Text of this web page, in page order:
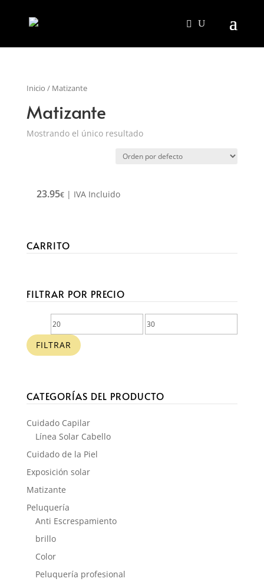
Inicio / Matizante
Matizante
Mostrando el único resultado
23.95€ | IVA Incluido
CARRITO
FILTRAR POR PRECIO
Precio
mínimo
Precio
FILTRAR
CATEGORÍAS DEL PRODUCTO
Cuidado Capilar
Línea Solar Cabello
Cuidado de la Piel
Exposición solar
Matizante
Peluquería
Anti Escrespamiento
brillo
Color
Peluquería profesional